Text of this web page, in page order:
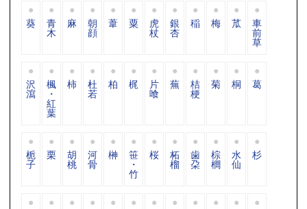
葵 青
木
麻 朝
顔
葦 粟 虎
杖
銀
杏
稲 梅 苽 車
前
草
沢
瀉
楓
・
紅
葉
柿 杜
若
柏 梶 片
喰
蕪 桔
梗
菊 桐 葛
栀
子
栗 胡
桃
河
骨
榊 笹
・
竹
桜 柘
榴
歯
朶
棕
櫚
水
仙
杉